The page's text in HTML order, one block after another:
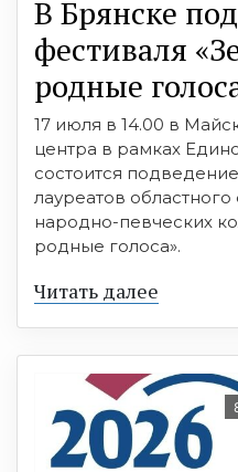
В Брянске
фестиваля
родные
17 июля в 14.00 в
центра в рамках
состоится
лауреатов
народно-певческих
родные голоса».
Читать далее